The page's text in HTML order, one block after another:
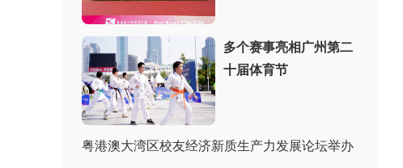
多个赛事亮相广州第二
十届体育节
粤港澳大湾区校友经济新质生产力发展论坛举办